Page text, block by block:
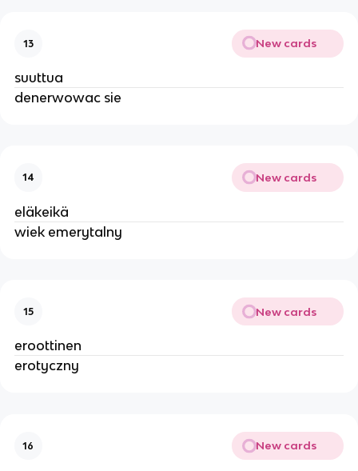
13 New cards
suuttua
denerwowac sie
14 New cards
eläkeikä
wiek emerytalny
15 New cards
eroottinen
erotyczny
16 New cards